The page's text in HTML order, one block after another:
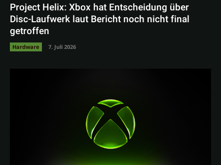
Project Helix: Xbox hat Entscheidung über
Disc-Laufwerk laut Bericht noch nicht final
getroffen
Hardware 7. Juli 2026